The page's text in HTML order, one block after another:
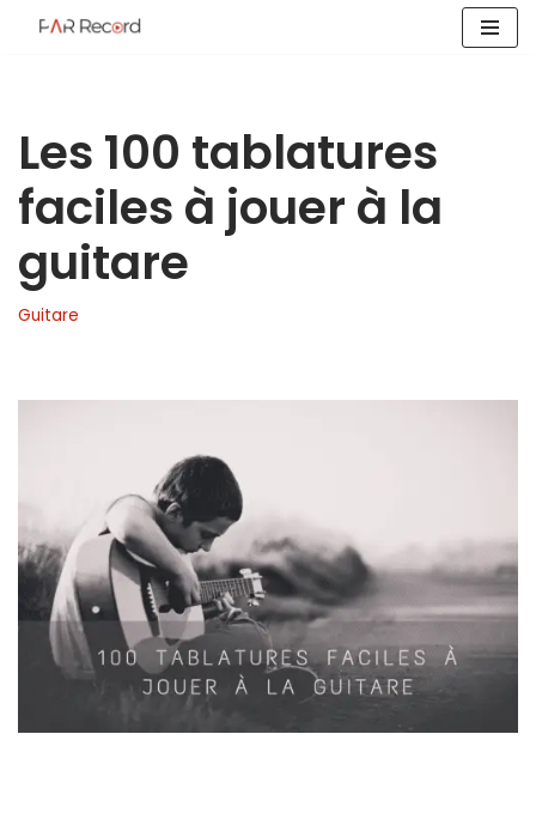
Les 100 tablatures
faciles à jouer à la
guitare
Guitare